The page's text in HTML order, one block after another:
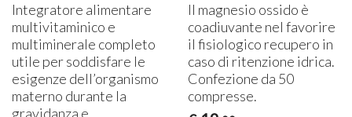
Integratore alimentare
multivitaminico e
multiminerale completo
utile per soddisfare le
esigenze dell’organismo
materno durante la
gravidanza e
Il magnesio ossido è
coadiuvante nel favorire
il fisiologico recupero in
caso di ritenzione idrica.
Confezione da 50
compresse.